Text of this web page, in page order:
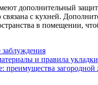
дополнительный
с кухней.
в помещении,
и правила укладки
преимущества загородной